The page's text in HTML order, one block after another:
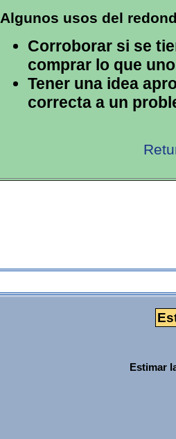
Algunos usos del
Corroborar si se
comprar lo que
Tener una idea
correcta a un
Estimar